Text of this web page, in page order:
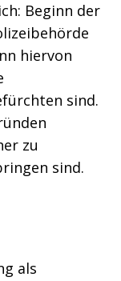
Beginn der
hiervon
sind.
zu
sind.
als